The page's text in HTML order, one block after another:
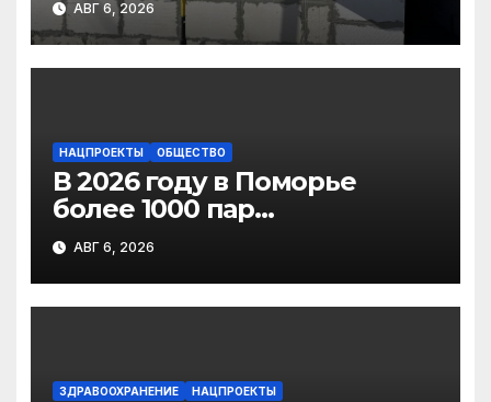
газификацию
АВГ 6, 2026
НАЦПРОЕКТЫ ОБЩЕСТВО
В 2026 году в Поморье
более 1000 пар
новобрачных получили
«Сертификат
молодоженов»
АВГ 6, 2026
ЗДРАВООХРАНЕНИЕ НАЦПРОЕКТЫ